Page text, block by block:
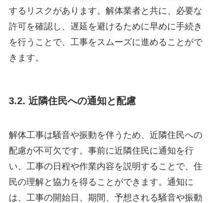
するリスクがあります。解体業者と共に、必要な
許可を確認し、遅延を避けるために早めに手続き
を行うことで、工事をスムーズに進めることがで
きます。
3.2. 近隣住民への通知と配慮
解体工事は騒音や振動を伴うため、近隣住民への
配慮が不可欠です。事前に近隣住民に通知を行
い、工事の日程や作業内容を説明することで、住
民の理解と協力を得ることができます。通知に
は、工事の開始日、期間、予想される騒音や振動